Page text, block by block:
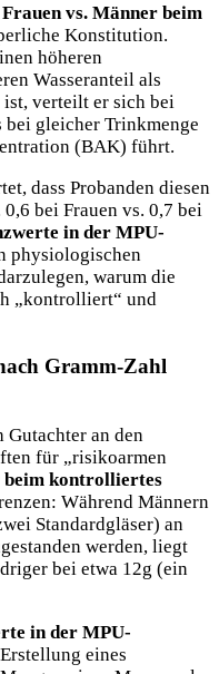
Frauen vs. Männer beim
Konstitution.
höheren
Wasseranteil als
verteilt er sich bei
bei gleicher Trinkmenge
(BAK) führt.
dass Probanden diesen
bei Frauen vs. 0,7 bei
in der MPU-
physiologischen
warum die
„kontrolliert“ und
Gramm-Zahl
an den
für „risikoarmen
beim kontrolliertes
Während Männern
Standardgläser) an
werden, liegt
bei etwa 12g (ein
in der MPU-
eines